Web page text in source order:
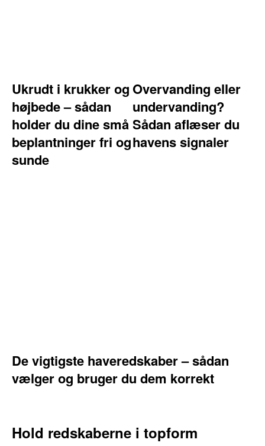
Ukrudt i krukker og
højbede – sådan
holder du dine små
beplantninger fri og
sunde
Overvanding eller
undervanding?
Sådan aflæser du
havens signaler
De vigtigste haveredskaber – sådan
vælger og bruger du dem korrekt
Hold redskaberne i topform